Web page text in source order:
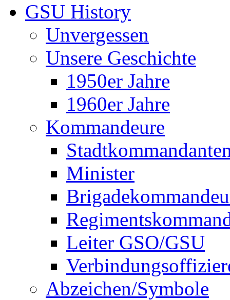
GSU History
Unvergessen
Unsere Geschichte
1950er Jahre
1960er Jahre
Kommandeure
Minister
Leiter GSO/GSU
Abzeichen/Symbole